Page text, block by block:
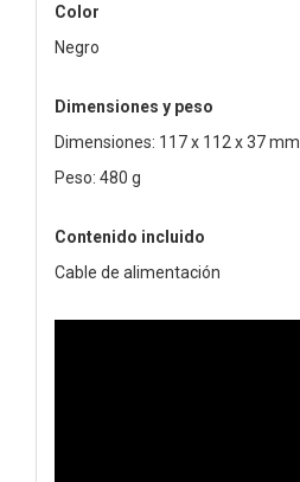
Color
Negro
Dimensiones y peso
Dimensiones: 117 x 112 x 37 mm
Peso: 480 g
Contenido incluido
Cable de alimentación